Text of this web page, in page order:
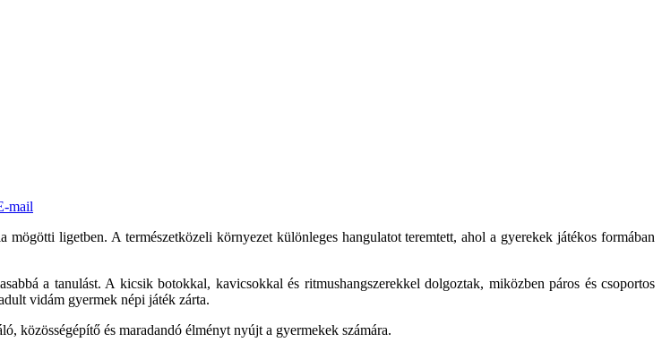
ligetben. A természetközeli környezet különleges hangulatot teremtett, ahol a gyerekek játékos formában
a tanulást. A kicsik botokkal, kavicsokkal és ritmushangszerekkel dolgoztak, miközben páros és csoportos
vidám gyermek népi játék zárta.
közösségépítő és maradandó élményt nyújt a gyermekek számára.